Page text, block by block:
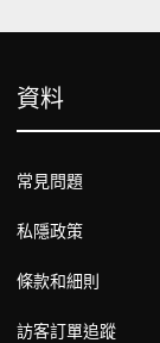
資料
常見問題
私隱政策
條款和細則
訪客訂單追蹤